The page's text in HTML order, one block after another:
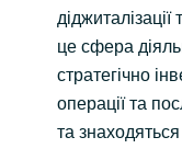
діджиталізації
це сфера
стратегічно
операції та
та